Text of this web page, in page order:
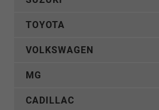
TOYOTA
VOLKSWAGEN
MG
CADILLAC